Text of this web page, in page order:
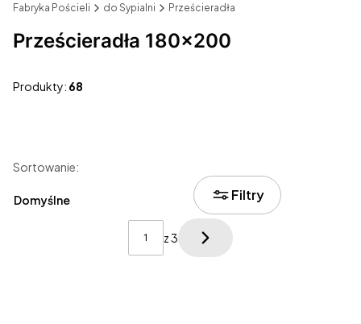
Fabryka Pościeli do Sypialni Prześcieradła
Prześcieradła 180x200
Produkty: 68
Filtry
Lista produktów
Sortowanie:
Domyślne
z 3
Następne produkty